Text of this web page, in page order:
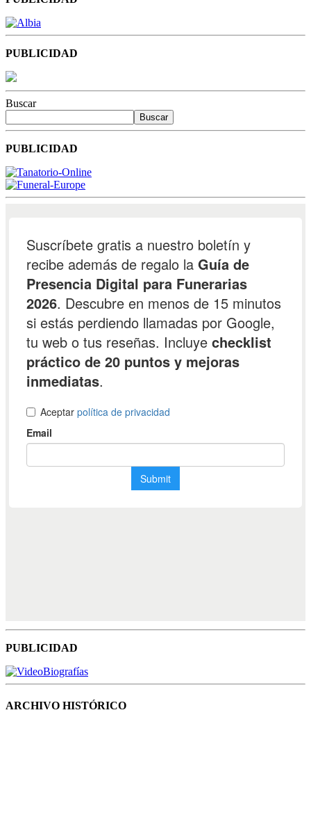
PUBLICIDAD
Buscar
Buscar
PUBLICIDAD
PUBLICIDAD
ARCHIVO HISTÓRICO